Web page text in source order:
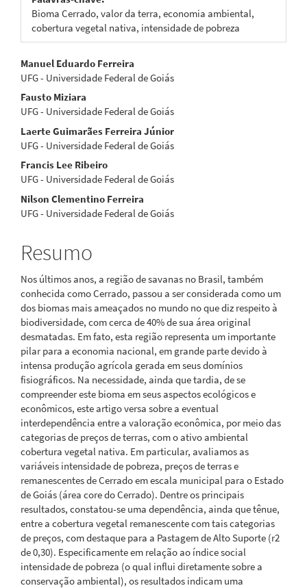
Bioma Cerrado, valor da terra, economia ambiental,
cobertura vegetal nativa, intensidade de pobreza
Conteúdo
do
artigo
principal
Manuel Eduardo Ferreira
UFG - Universidade Federal de Goiás
Fausto Miziara
UFG - Universidade Federal de Goiás
Laerte Guimarães Ferreira Júnior
UFG - Universidade Federal de Goiás
Francis Lee Ribeiro
UFG - Universidade Federal de Goiás
Nilson Clementino Ferreira
UFG - Universidade Federal de Goiás
Resumo
Nos últimos anos, a região de savanas no Brasil, também
conhecida como Cerrado, passou a ser considerada como um
dos biomas mais ameaçados no mundo no que diz respeito à
biodiversidade, com cerca de 40% de sua área original
desmatadas. Em fato, esta região representa um importante
pilar para a economia nacional, em grande parte devido à
intensa produção agrícola gerada em seus domínios
fisiográficos. Na necessidade, ainda que tardia, de se
compreender este bioma em seus aspectos ecológicos e
econômicos, este artigo versa sobre a eventual
interdependência entre a valoração econômica, por meio das
categorias de preços de terras, com o ativo ambiental
cobertura vegetal nativa. Em particular, avaliamos as
variáveis intensidade de pobreza, preços de terras e
remanescentes de Cerrado em escala municipal para o Estado
de Goiás (área core do Cerrado). Dentre os principais
resultados, constatou-se uma dependência, ainda que tênue,
entre a cobertura vegetal remanescente com tais categorias
de preços, com destaque para a Pastagem de Alto Suporte (r2
de 0,30). Especificamente em relação ao índice social
intensidade de pobreza (o qual influi diretamente sobre a
conservação ambiental), os resultados indicam uma